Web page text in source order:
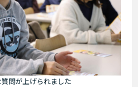
問が上げられました